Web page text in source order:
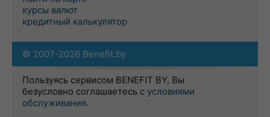
курсы валют
кредитный калькулятор
© 2007-2026 Benefit.by
Пользуясь сервисом BENEFIT BY, Вы
безусловно соглашаетесь с условиями
обслуживания.